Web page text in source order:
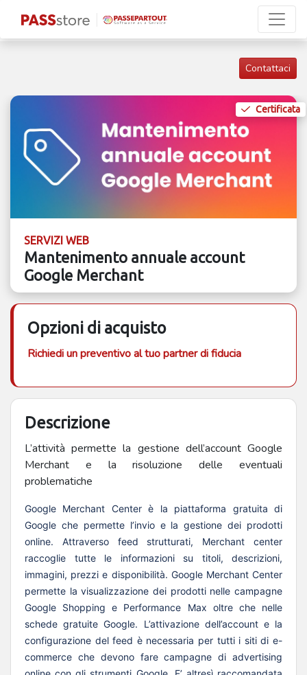
Contattaci
Certificata
SERVIZI WEB
Mantenimento annuale account
Google Merchant
Opzioni di acquisto
Richiedi un preventivo al tuo partner di fiducia
Descrizione
L’attività permette la gestione dell’account Google
Merchant e la risoluzione delle eventuali
problematiche
Google Merchant Center è la piattaforma gratuita di
Google che permette l’invio e la gestione dei prodotti
online. Attraverso feed strutturati, Merchant center
raccoglie tutte le informazioni su titoli, descrizioni,
immagini, prezzi e disponibilità. Google Merchant Center
permette la visualizzazione dei prodotti nelle campagne
Google Shopping e Performance Max oltre che nelle
schede gratuite Google. L’attivazione dell’account e la
configurazione del feed è necessaria per tutti i siti di e-
commerce che devono fare campagne di advertising